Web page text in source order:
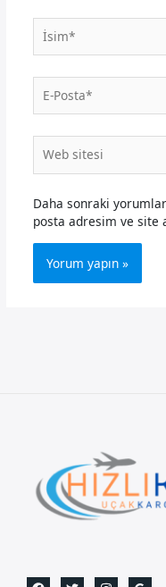
Posta*
sitesi
Daha sonraki
posta adresim ve site